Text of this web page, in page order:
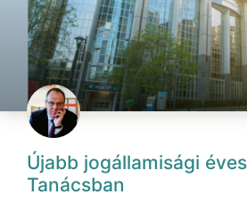
Újabb jogállamisági
Tanácsban